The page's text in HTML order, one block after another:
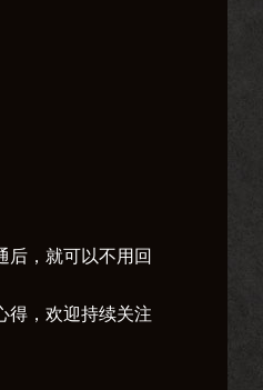
，就可以不用回
，欢迎持续关注